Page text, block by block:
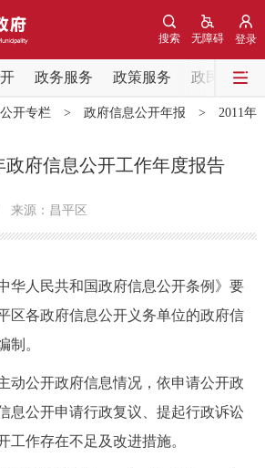
登录
无障碍
搜索
政务服务 政策服务 政民互动
国务院信息 中央部委动态
会议信息 部门动态
机构职能 政策服务
政策解读 回应关切
专题公开
开专栏> 政府信息公开年报 > 2011年
政府信息公开工作年度报告
来源：昌平区
人民共和国政府信息公开条例》要
区各政府信息公开义务单位的政府信
制。
公开政府信息情况，依申请公开政
息公开申请行政复议、提起行政诉讼
工作存在不足及改进措施。